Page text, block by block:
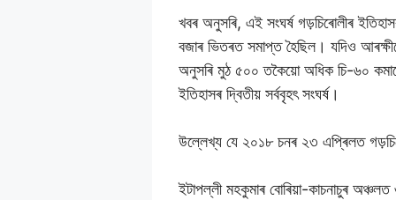
খবৰ অনুসৰি, এই সংঘৰ্ষ গড়চিৰোলীৰ
বজাৰ ভিতৰত সমাপ্ত হৈছিল। যদিও
অনুসৰি মুঠ ৫০০ তকৈয়ো অধিক চি-৬০
ইতিহাসৰ দ্বিতীয় সৰ্ববৃহৎ সংঘৰ্ষ।
উল্লেখ্য যে ২০১৮ চনৰ ২৩ এপ্ৰিলত
ইটাপল্লী মহকুমাৰ বোৰিয়া-কাচনাচুৰ